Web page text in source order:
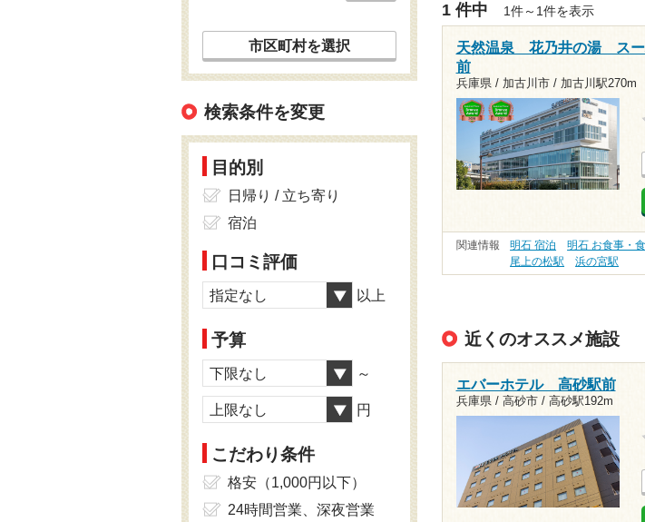
1 件中 1件～1件を表示
天然温泉 花乃井の湯 スー
前
兵庫県 / 加古川市 / 加古川駅270m
関連情報 明石 宿泊 明石 お食事・
尾上の松駅
浜の宮駅
近くのオススメ施設
エバーホテル 高砂駅前
兵庫県 / 高砂市 / 高砂駅192m
市区町村を選択
検索条件を変更
目的別
日帰り / 立ち寄り
宿泊
口コミ評価
指定なし 以上
予算
下限なし ～
上限なし 円
こだわり条件
格安（1,000円以下）
24時間営業、深夜営業